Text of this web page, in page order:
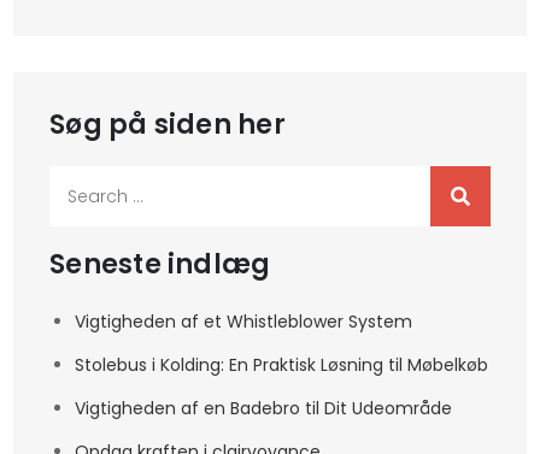
Søg på siden her
Seneste indlæg
Vigtigheden af et Whistleblower System
Stolebus i Kolding: En Praktisk Løsning til Møbelkøb
Vigtigheden af en Badebro til Dit Udeområde